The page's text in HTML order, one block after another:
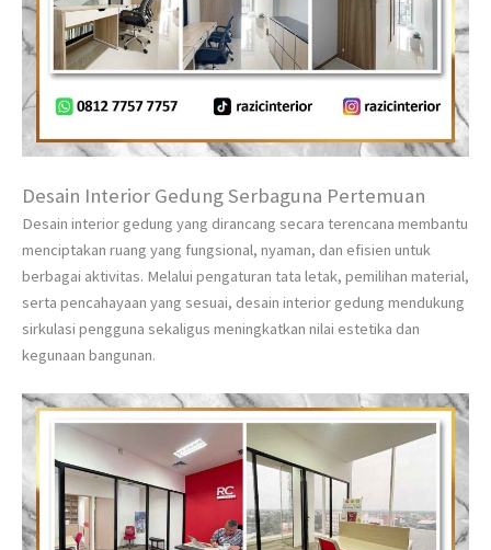
Desain Interior Gedung Serbaguna Pertemuan
Desain interior gedung yang dirancang secara terencana membantu
menciptakan ruang yang fungsional, nyaman, dan efisien untuk
berbagai aktivitas. Melalui pengaturan tata letak, pemilihan material,
serta pencahayaan yang sesuai, desain interior gedung mendukung
sirkulasi pengguna sekaligus meningkatkan nilai estetika dan
kegunaan bangunan.